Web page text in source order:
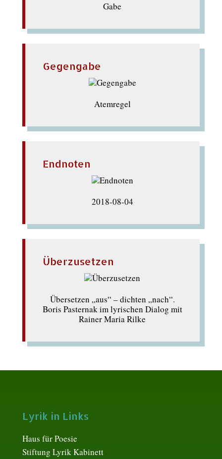
Gabe
Gegengabe
Atemregel
Endnoten
2018-08-04
Überzusetzen
Übersetzen „aus“ – dichten „nach“.
Boris Pasternak im lyrischen Dialog mit
Rainer Maria Rilke
Lyrik in Links
Haus für Poesie
Stiftung Lyrik Kabinett